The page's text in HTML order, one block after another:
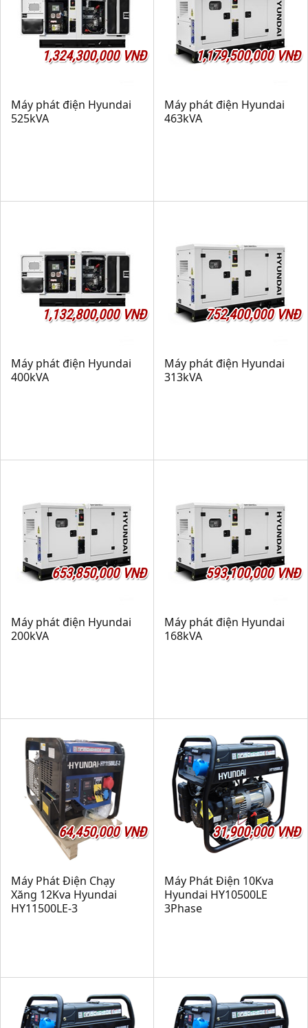
1,324,300,000 VNĐ
Máy phát điện Hyundai
525kVA
1,179,500,000 VNĐ
Máy phát điện Hyundai
463kVA
1,132,800,000 VNĐ
Máy phát điện Hyundai
400kVA
752,400,000 VNĐ
Máy phát điện Hyundai
313kVA
653,850,000 VNĐ
Máy phát điện Hyundai
200kVA
593,100,000 VNĐ
Máy phát điện Hyundai
168kVA
64,450,000 VNĐ
Máy Phát Điện Chạy
Xăng 12Kva Hyundai
HY11500LE-3
31,900,000 VNĐ
Máy Phát Điện 10Kva
Hyundai HY10500LE
3Phase